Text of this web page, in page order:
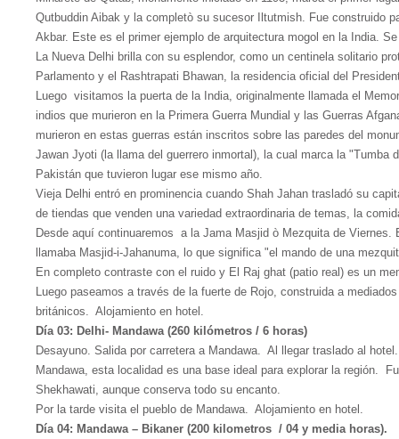
Qutbuddin Aibak y la completò su sucesor Iltutmish. Fue construido
Akbar. Este es el primer ejemplo de arquitectura mogol en la India.
La Nueva Delhi brilla con su esplendor, como un centinela solitario
Parlamento y el Rashtrapati Bhawan, la residencia oficial del
Luego visitamos la puerta de la India, originalmente llamada el
indios que murieron en la Primera Guerra Mundial y las Guerras
murieron en estas guerras están inscritos sobre las paredes del
Jawan Jyoti (la llama del guerrero inmortal), la cual marca la
Pakistán que tuvieron lugar ese mismo año.
Vieja Delhi entró en prominencia cuando Shah Jahan trasladó su
de tiendas que venden una variedad extraordinaria de temas, la
Desde aquí continuaremos a la Jama Masjid ò Mezquita de
llamaba Masjid-i-Jahanuma, lo que significa "el mando de una
En completo contraste con el ruido y El Raj ghat (patio real) es un
Luego paseamos a través de la fuerte de Rojo, construida a
británicos. Alojamiento en hotel.
Día 03: Delhi- Mandawa (260 kilómetros / 6 horas)
Desayuno. Salida por carretera a Mandawa. Al llegar traslado al hotel.
Mandawa, esta localidad es una base ideal para explorar la región.
Shekhawati, aunque conserva todo su encanto.
Por la tarde visita el pueblo de Mandawa. Alojamiento en hotel.
Día 04: Mandawa – Bikaner (200 kilometros / 04 y media horas).